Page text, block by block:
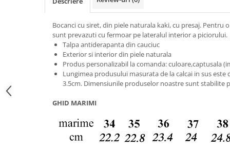
Bocanci cu siret, din piele naturala kaki, cu presaj. Pentru
sunt prevazuti cu fermoar pe lateralul interior a piciorului.
Talpa antiderapanta din cauciuc
Exterior si interior din piele naturala
Produs personalizabil la comanda: culoare,captusala
Lungimea produsului masurata de la calcai in sus este
3.5cm. Dimensiunile produselor noastre sunt stabilite
GHID MARIMI